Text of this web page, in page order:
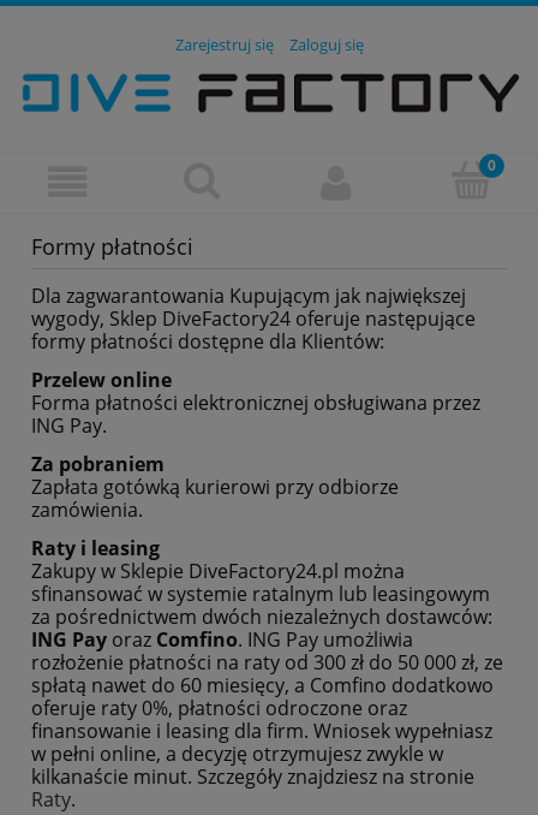
Zarejestruj się Zaloguj się
Formy płatności
Dla zagwarantowania Kupującym jak największej
wygody, Sklep DiveFactory24 oferuje następujące
formy płatności dostępne dla Klientów:
Przelew online
Forma płatności elektronicznej obsługiwana przez
ING Pay.
Za pobraniem
Zapłata gotówką kurierowi przy odbiorze
zamówienia.
Raty i leasing
Zakupy w Sklepie DiveFactory24.pl można
sfinansować w systemie ratalnym lub leasingowym
za pośrednictwem dwóch niezależnych dostawców:
ING Pay oraz Comfino. ING Pay umożliwia
rozłożenie płatności na raty od 300 zł do 50 000 zł, ze
spłatą nawet do 60 miesięcy, a Comfino dodatkowo
oferuje raty 0%, płatności odroczone oraz
finansowanie i leasing dla firm. Wniosek wypełniasz
w pełni online, a decyzję otrzymujesz zwykle w
kilkanaście minut. Szczegóły znajdziesz na stronie
Raty.